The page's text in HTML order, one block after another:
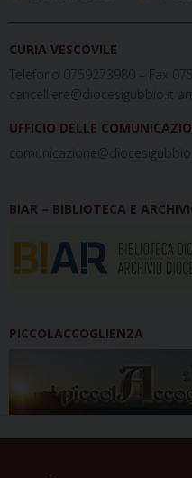
CURIA VESCOVILE
Telefono 0759273980 – Fax
cancelliere@diocesigubbio.it
UFFICIO DELLE
BIAR – BIBLIOTECA E
PICCOLACCOGLIENZA